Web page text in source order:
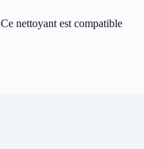
nettoyant est compatible